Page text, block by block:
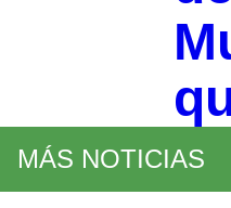
MÁS NOTICIAS